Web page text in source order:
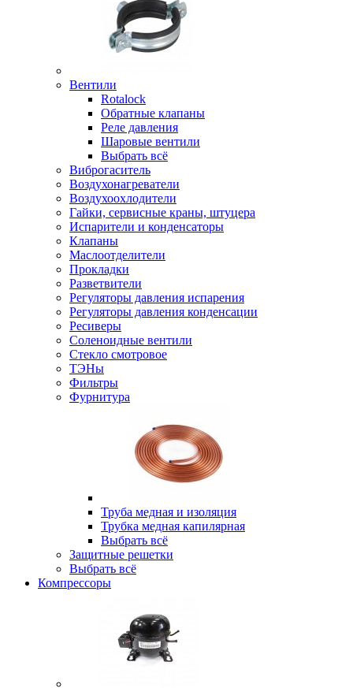
Вентили
Rotalock
Обратные клапаны
Реле давления
Шаровые вентили
Выбрать всё
Виброгаситель
Воздухонагреватели
Воздухоохлодители
Гайки, сервисные краны, штуцера
Испарители и конденсаторы
Клапаны
Маслоотделители
Прокладки
Разветвители
Регуляторы давления испарения
Регуляторы давления конденсации
Ресиверы
Соленоидные вентили
Стекло смотровое
ТЭНы
Фильтры
Фурнитура
Труба медная и изоляция
Трубка медная капилярная
Выбрать всё
Защитные решетки
Выбрать всё
Компрессоры